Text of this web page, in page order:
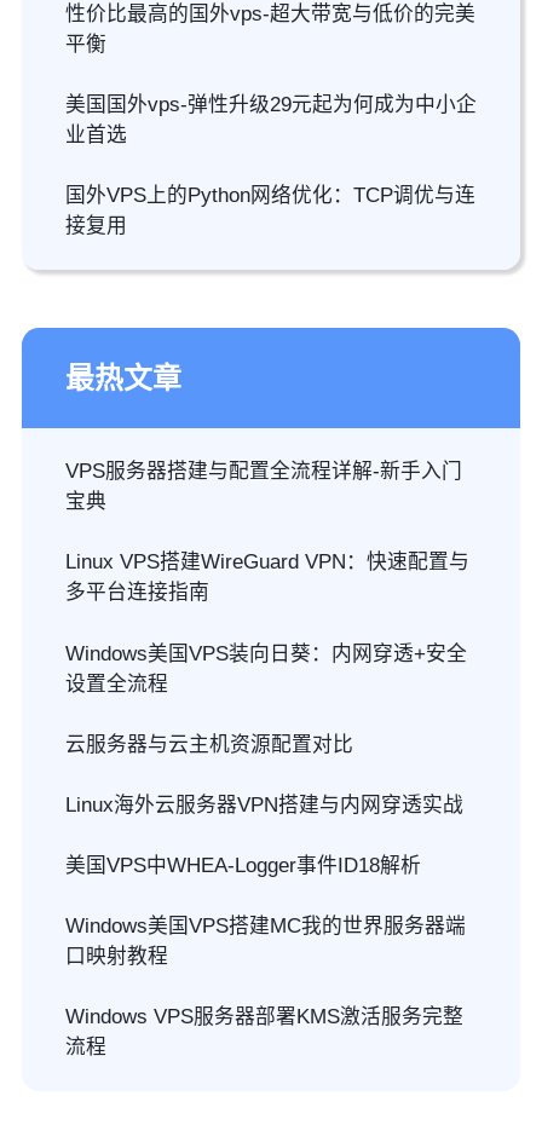
性价比最高的国外vps-超大带宽与低价的完美
平衡
美国国外vps-弹性升级29元起为何成为中小企
业首选
国外VPS上的Python网络优化：TCP调优与连
接复用
最热文章
VPS服务器搭建与配置全流程详解-新手入门
宝典
Linux VPS搭建WireGuard VPN：快速配置与
多平台连接指南
Windows美国VPS装向日葵：内网穿透+安全
设置全流程
云服务器与云主机资源配置对比
Linux海外云服务器VPN搭建与内网穿透实战
美国VPS中WHEA-Logger事件ID18解析
Windows美国VPS搭建MC我的世界服务器端
口映射教程
Windows VPS服务器部署KMS激活服务完整
流程